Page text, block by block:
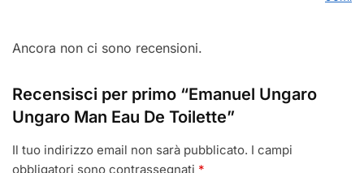
Ancora non ci sono recensioni.
Recensisci per primo “Emanuel Ungaro
Ungaro Man Eau De Toilette”
Il tuo indirizzo email non sarà pubblicato. I campi
obbligatori sono contrassegnati *